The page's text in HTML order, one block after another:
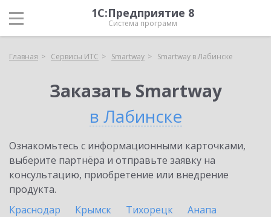
1С:Предприятие 8
Система программ
Главная Сервисы ИТС Smartway Smartway в Лабинске
Заказать Smartway
в Лабинске
Ознакомьтесь с информационными карточками,
выберите партнёра и отправьте заявку на
консультацию, приобретение или внедрение
продукта.
Краснодар
Крымск Тихорецк
Анапа